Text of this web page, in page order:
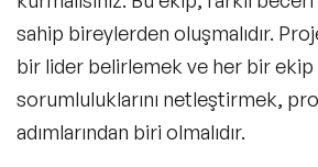
sahip bireylerden oluşmalıdır.
bir lider belirlemek ve her bir ekip
sorumluluklarını netleştirmek,
adımlarından biri olmalıdır.